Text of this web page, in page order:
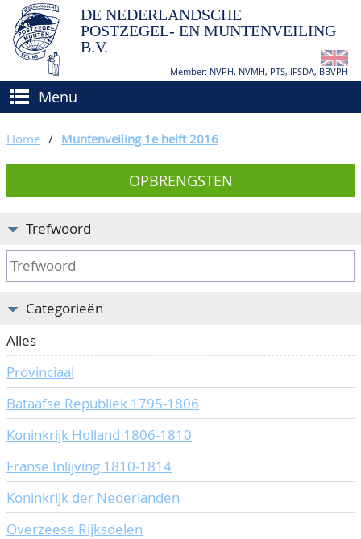
DE NEDERLANDSCHE
POSTZEGEL- EN MUNTENVEILING
B.V.
Member: NVPH, NVMH, PTS, IFSDA, BBVPH
Menu
(VER)KOPEN
Hoe verkopen?
Hoe kopen?
Voorwaarden
BIEDEN
TAXATIES
CATALOGI/OPBRENGSTEN
AGENDA
OVER ONS
Ons Team
80 jarig bestaan
CONTACT
ACCOUNT
Home / Muntenveiling 1e helft 2016
OPBRENGSTEN
Trefwoord
Categorieën
Alles
Provinciaal
Bataafse Republiek 1795-1806
Koninkrijk Holland 1806-1810
Franse Inlijving 1810-1814
Koninkrijk der Nederlanden
Overzeese Rijksdelen